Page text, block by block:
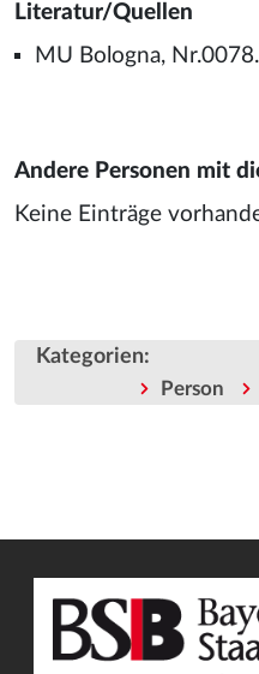
Literatur/Quellen
MU Bologna, Nr.0078.
Andere Personen mit
Keine Einträge
Kategorien:
Person